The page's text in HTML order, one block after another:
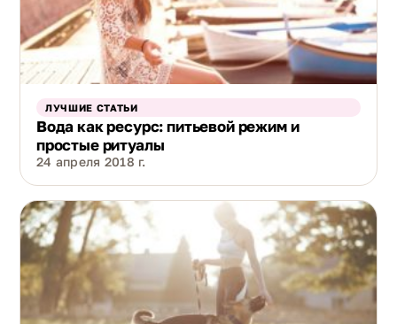
ЛУЧШИЕ СТАТЬИ
Вода как ресурс: питьевой режим и
простые ритуалы
24 апреля 2018 г.